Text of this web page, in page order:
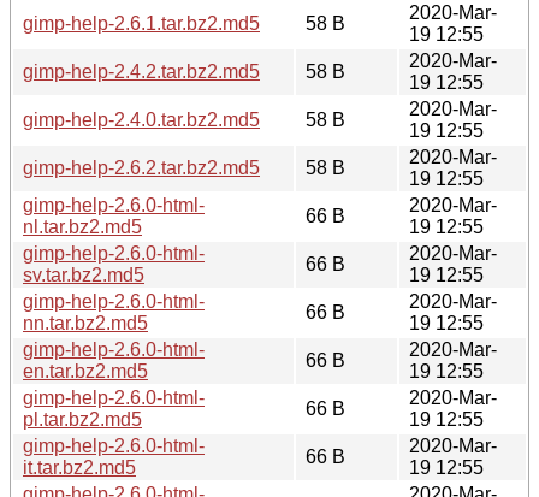
gimp-help-2.6.1.tar.bz2.md5
58 B
2020-Mar-
19 12:55
gimp-help-2.4.2.tar.bz2.md5
58 B
2020-Mar-
19 12:55
gimp-help-2.4.0.tar.bz2.md5
58 B
2020-Mar-
19 12:55
gimp-help-2.6.2.tar.bz2.md5
58 B
2020-Mar-
19 12:55
gimp-help-2.6.0-html-
nl.tar.bz2.md5
66 B
2020-Mar-
19 12:55
gimp-help-2.6.0-html-
sv.tar.bz2.md5
66 B
2020-Mar-
19 12:55
gimp-help-2.6.0-html-
nn.tar.bz2.md5
66 B
2020-Mar-
19 12:55
gimp-help-2.6.0-html-
en.tar.bz2.md5
66 B
2020-Mar-
19 12:55
gimp-help-2.6.0-html-
pl.tar.bz2.md5
66 B
2020-Mar-
19 12:55
gimp-help-2.6.0-html-
it.tar.bz2.md5
66 B
2020-Mar-
19 12:55